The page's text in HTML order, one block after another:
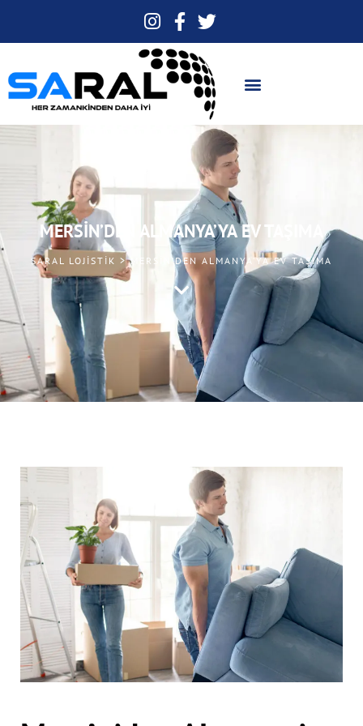
MERSIN’DEN ALMANYA’YA EV TAŞIMA
SARAL LOJISTIK > MERSIN’DEN ALMANYA’YA EV TAŞIMA